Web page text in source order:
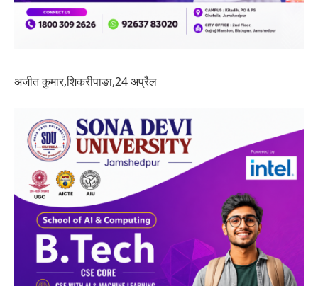
अजीत कुमार,शिकरीपाङा,24 अप्रैल